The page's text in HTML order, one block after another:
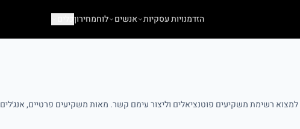
הזדמנויות עסקיות אנשים לוחמחירוןכלים
רשימת משקיעים פוטנציאלים וליצור עימם קשר. מאות משקיעים פרטיים, אנג׳לים